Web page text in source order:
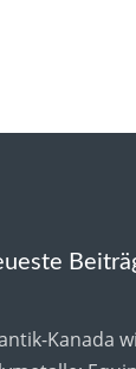
Kanada